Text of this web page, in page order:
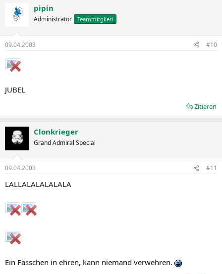
pipin
Administrator Teammitglied
09.04.2003 #10
JUBEL
Zitieren
Clonkrieger
Grand Admiral Special
09.04.2003 #11
LALLALALALALALA
Ein Fässchen in ehren, kann niemand verwehren.